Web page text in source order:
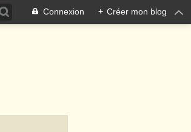
Connexion + Créer mon blog